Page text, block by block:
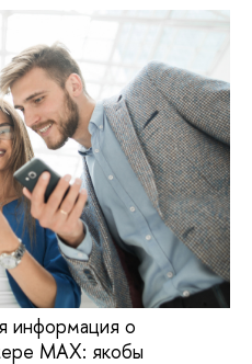
информация о
MAX: якобы